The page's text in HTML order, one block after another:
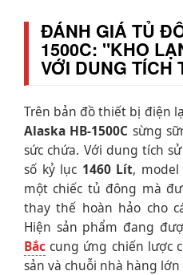
ĐÁNH GIÁ TỦ
1500C: "KHO
VỚI DUNG TÍCH
Trên bản đồ thiết bị điện
Alaska HB-1500C sừng
sức chứa. Với dung tích
số kỷ lục 1460 Lít,
một chiếc tủ đông mà
thay thế hoàn hảo cho
Hiện sản phẩm đang
Bắc cung ứng chiến lược
sản và chuỗi nhà hàng